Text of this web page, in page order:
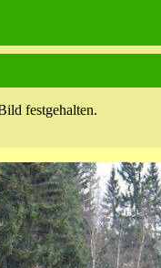
festgehalten.